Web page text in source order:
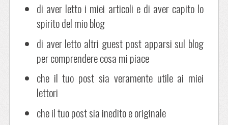
di aver letto i miei articoli e di aver capito lo
spirito del mio blog
di aver letto altri guest post apparsi sul blog
per comprendere cosa mi piace
che il tuo post sia veramente utile ai miei
lettori
che il tuo post sia inedito e originale